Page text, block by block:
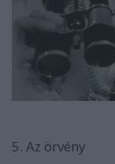
5. Az örvény